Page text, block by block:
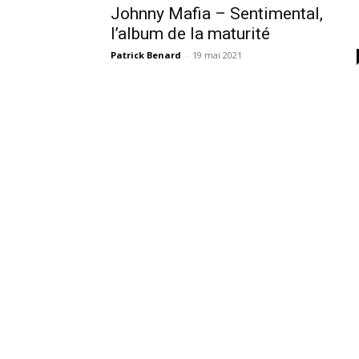
Johnny Mafia – Sentimental,
l’album de la maturité
Patrick Benard - 19 mai 2021